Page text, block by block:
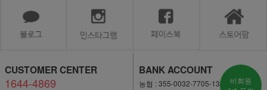
CUSTOMER CENTER
1644-4869
BANK ACCOUNT
농협 : 355-0032-7705-13
비회원